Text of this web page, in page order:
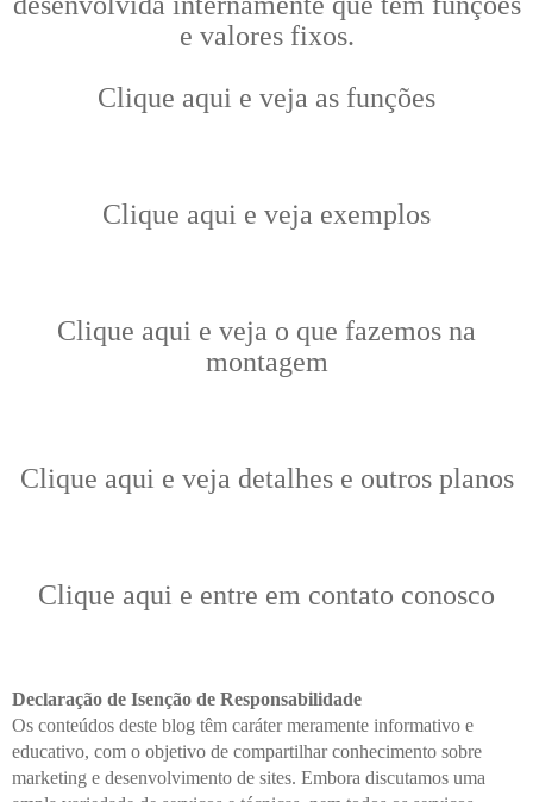
e valores fixos.
Clique aqui e veja as funções
Clique aqui e veja exemplos
Clique aqui e veja o que fazemos na
montagem
Clique aqui e veja detalhes e outros planos
Clique aqui e entre em contato conosco
Declaração de Isenção de Responsabilidade
Os conteúdos deste blog têm caráter meramente informativo e
educativo, com o objetivo de compartilhar conhecimento sobre
marketing e desenvolvimento de sites. Embora discutamos uma